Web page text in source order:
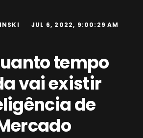
JUL 6, 2022, 9:00:29 AM
tempo
vai existir
de